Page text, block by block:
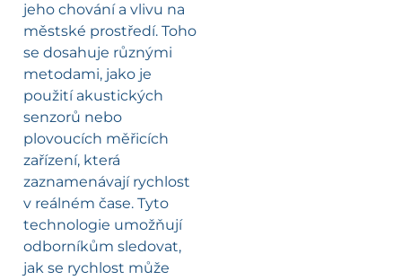
jeho chování a vlivu na
městské prostředí. Toho
se dosahuje různými
metodami, jako je
použití akustických
senzorů nebo
plovoucích měřicích
zařízení, která
zaznamenávají rychlost
v reálném čase. Tyto
technologie umožňují
odborníkům sledovat,
jak se rychlost může